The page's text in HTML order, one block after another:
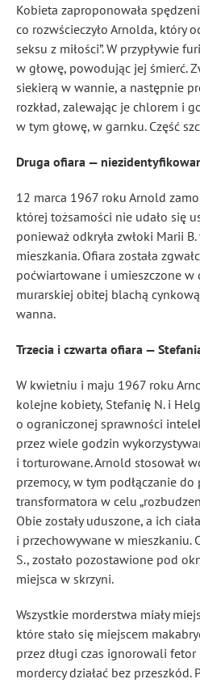
Kobieta zaproponowała
co rozwścieczyło Arnolda, który
seksu z miłości”. W przypływie
w głowę, powodując jej śmierć.
siekierą w wannie, a następnie
rozkład, zalewając je chlorem i
w tym głowę, w garnku. Część
Druga ofiara —
12 marca 1967 roku Arnold
której tożsamości nie udało się
ponieważ odkryła zwłoki Marii
mieszkania. Ofiara została
poćwiartowane i umieszczone w
murarskiej obitej blachą
wanna.
Trzecia i czwarta ofiara —
W kwietniu i maju 1967 roku
kolejne kobiety, Stefanię N. i
o ograniczonej sprawności
przez wiele godzin
i torturowane. Arnold stosował
przemocy, w tym podłączanie
transformatora w celu
Obie zostały uduszone, a ich
i przechowywane w mieszkaniu.
S., zostało pozostawione pod
miejsca w skrzyni.
Wszystkie morderstwa miały
które stało się miejscem
przez długi czas ignorowali
mordercy działać bez